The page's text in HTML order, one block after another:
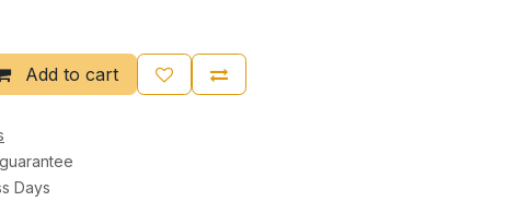
Add to cart
Days